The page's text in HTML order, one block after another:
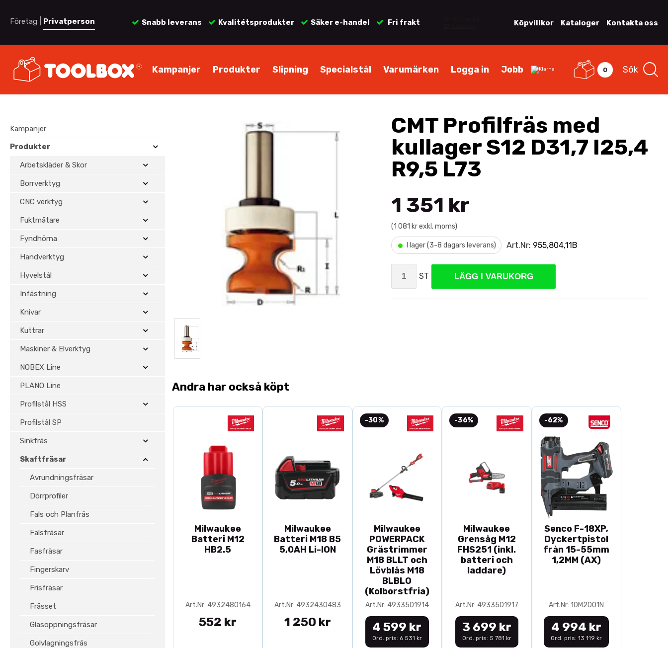
Företag Privatperson Snabb leverans Kvalitétsprodukter Säker e-handel Fri frakt Köpvillkor Kataloger Kontakta oss
Kampanjer Produkter Slipning Specialstål Varumärken Logga in Jobb 0 Sök
Kampanjer
Produkter
Arbetskläder & Skor
Borrverktyg
CNC verktyg
Fuktmätare
Fyndhörna
Handverktyg
Hyvelstål
Infästning
Knivar
Kuttrar
Maskiner & Elverktyg
NOBEX Line
PLANO Line
Profilstål HSS
Profilstål SP
Sinkfräs
Skaftfräsar
Avrundningsfräsar
Dörrprofiler
Fals och Planfräs
Falsfräsar
Fasfräsar
Fingerskarv
Frisfräsar
Frässet
Glasöppningsfräsar
Golvlagningsfräs
CMT Profilfräs med
kullager S12 D31,7 I25,4
R9,5 L73
1 351 kr
(1 081 kr exkl. moms)
• I lager (3-8 dagars leverans) Art.Nr: 955,804,11B
ST LÄGG I VARUKORG
Andra har också köpt
Milwaukee
Batteri M12
HB2.5
Art.Nr: 4932480164
552 kr
Milwaukee
Batteri M18 B5
5,0AH Li-ION
Art.Nr: 4932430483
1 250 kr
-30%
Milwaukee
POWERPACK
Grästrimmer
M18 BLLT och
Lövblås M18
BLBLO
(Kolborstfria)
Art.Nr: 4933501914
4 599 kr
Ord. pris: 6 531 kr
-36%
Milwaukee
Grensåg M12
FHS251 (inkl.
batteri och
laddare)
Art.Nr: 4933501917
3 699 kr
Ord. pris: 5 781 kr
-62%
Senco F-18XP,
Dyckertpistol
från 15-55mm
1,2MM (AX)
Art.Nr: 10M2001N
4 994 kr
Ord. pris: 13 119 kr